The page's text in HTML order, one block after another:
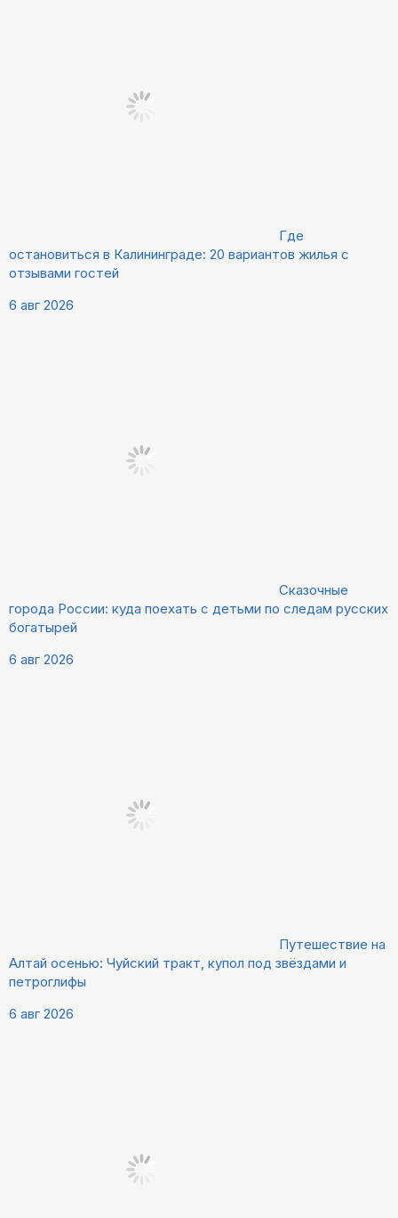
Где
остановиться в Калининграде: 20 вариантов жилья с
отзывами гостей
6 авг 2026
Сказочные
города России: куда поехать с детьми по следам русских
богатырей
6 авг 2026
Путешествие на
Алтай осенью: Чуйский тракт, купол под звёздами и
петроглифы
6 авг 2026